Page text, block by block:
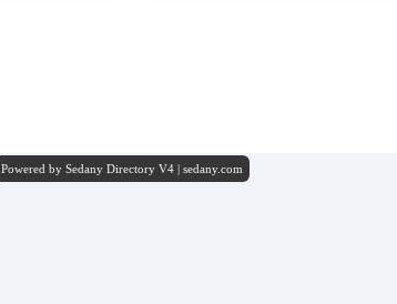
Powered by Sedany Directory V4 | sedany.com